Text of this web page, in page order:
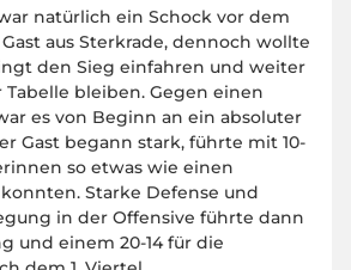
natürlich ein Schock vor dem
aus Sterkrade, dennoch wollte
den Sieg einfahren und weiter
bleiben. Gegen einen
es von Beginn an ein absoluter
Gast begann stark, führte mit 10-
so etwas wie einen
Starke Defense und
in der Offensive führte dann
und einem 20-14 für die